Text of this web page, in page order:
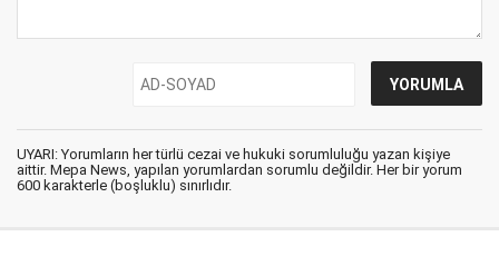
UYARI: Yorumların her türlü cezai ve hukuki sorumluluğu yazan kişiye
aittir. Mepa News, yapılan yorumlardan sorumlu değildir. Her bir yorum
600 karakterle (boşluklu) sınırlıdır.